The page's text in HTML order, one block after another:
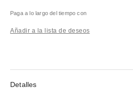
Paga a lo largo del tiempo con
Añadir a la lista de deseos
Detalles